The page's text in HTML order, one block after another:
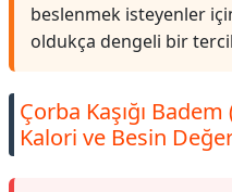
beslenmek isteyenler
oldukça dengeli bir
Çorba Kaşığı
Kalori ve Besin